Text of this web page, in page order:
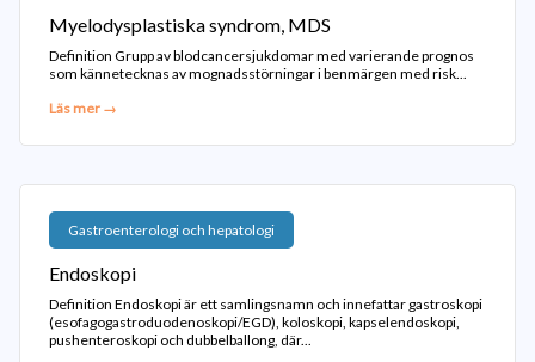
Myelodysplastiska syndrom, MDS
Definition Grupp av blodcancersjukdomar med varierande prognos
som kännetecknas av mognadsstörningar i benmärgen med risk...
Läs mer →
Gastroenterologi och hepatologi
Endoskopi
Definition Endoskopi är ett samlingsnamn och innefattar gastroskopi
(esofagogastroduodenoskopi/EGD), koloskopi, kapselendoskopi,
pushenteroskopi och dubbelballong, där...